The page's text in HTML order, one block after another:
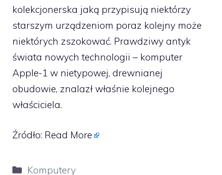
kolekcjonerska jaką przypisują niektórzy
starszym urządzeniom poraz kolejny może
niektórych zszokować. Prawdziwy antyk
świata nowych technologii – komputer
Apple-1 w nietypowej, drewnianej
obudowie, znalazł właśnie kolejnego
właściciela.
Źródło: Read More
Kategorie
Komputery